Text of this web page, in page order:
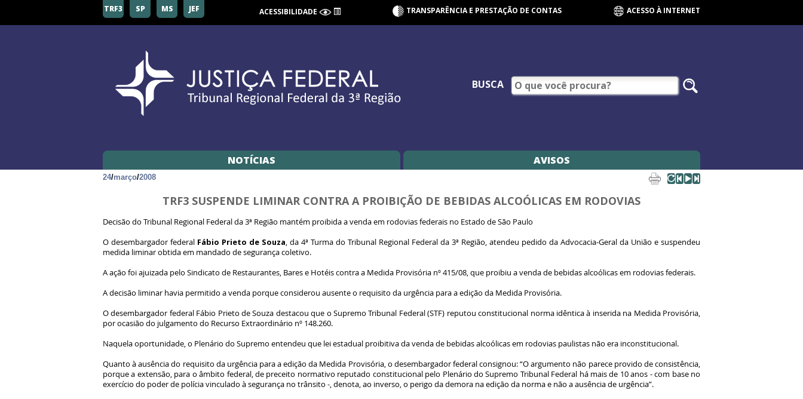
TRF3 SP MS JEF ACESSIBILIDADE TRANSPARÊNCIA E PRESTAÇÃO DE CONTAS ACESSO À INTERNET
BUSCA
NOTÍCIAS AVISOS
24/março/2008
TRF3 SUSPENDE LIMINAR CONTRA A PROIBIÇÃO DE BEBIDAS ALCOÓLICAS EM RODOVIAS
Decisão do Tribunal Regional Federal da 3ª Região mantém proibida a venda em rodovias federais no Estado de São Paulo
O desembargador federal Fábio Prieto de Souza, da 4ª Turma do Tribunal Regional Federal da 3ª Região, atendeu pedido da Advocacia-Geral da União e suspendeu
medida liminar obtida em mandado de segurança coletivo.
A ação foi ajuizada pelo Sindicato de Restaurantes, Bares e Hotéis contra a Medida Provisória nº 415/08, que proibiu a venda de bebidas alcoólicas em rodovias federais.
A decisão liminar havia permitido a venda porque considerou ausente o requisito da urgência para a edição da Medida Provisória.
O desembargador federal Fábio Prieto de Souza destacou que o Supremo Tribunal Federal (STF) reputou constitucional norma idêntica à inserida na Medida Provisória,
por ocasião do julgamento do Recurso Extraordinário nº 148.260.
Naquela oportunidade, o Plenário do Supremo entendeu que lei estadual proibitiva da venda de bebidas alcoólicas em rodovias paulistas não era inconstitucional.
Quanto à ausência do requisito da urgência para a edição da Medida Provisória, o desembargador federal consignou: “O argumento não parece provido de consistência,
porque a extensão, para o âmbito federal, de preceito normativo reputado constitucional pelo Plenário do Supremo Tribunal Federal há mais de 10 anos - com base no
exercício do poder de polícia vinculado à segurança no trânsito -, denota, ao inverso, o perigo da demora na edição da norma e não a ausência de urgência”.